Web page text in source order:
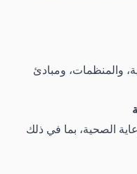
والمنظمات، ومبادئ
الصحية، بما في ذلك